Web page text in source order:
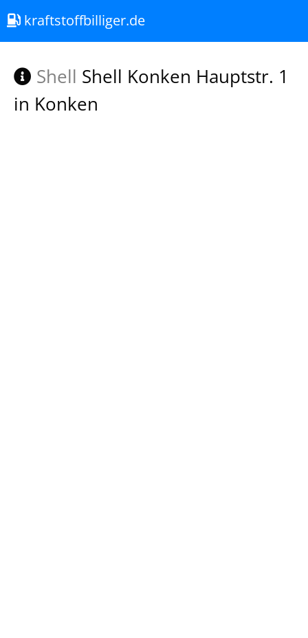
kraftstoffbilliger.de
Shell Shell Konken Hauptstr. 1
in Konken